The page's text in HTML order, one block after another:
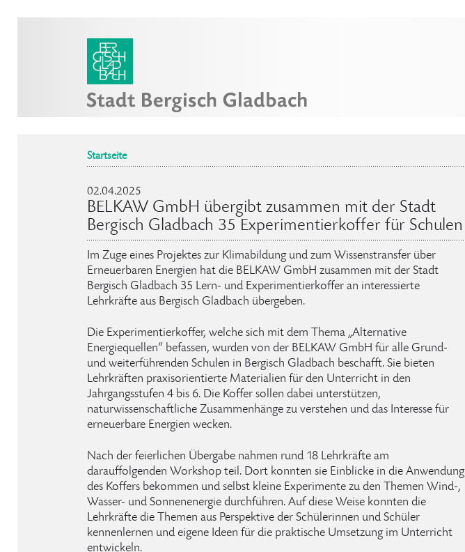
Startseite
02.04.2025
BELKAW GmbH übergibt zusammen mit der Stadt
Bergisch Gladbach 35 Experimentierkoffer für Schulen
Im Zuge eines Projektes zur Klimabildung und zum Wissenstransfer über
Erneuerbaren Energien hat die BELKAW GmbH zusammen mit der Stadt
Bergisch Gladbach 35 Lern- und Experimentierkoffer an interessierte
Lehrkräfte aus Bergisch Gladbach übergeben.
Die Experimentierkoffer, welche sich mit dem Thema „Alternative
Energiequellen“ befassen, wurden von der BELKAW GmbH für alle Grund-
und weiterführenden Schulen in Bergisch Gladbach beschafft. Sie bieten
Lehrkräften praxisorientierte Materialien für den Unterricht in den
Jahrgangsstufen 4 bis 6. Die Koffer sollen dabei unterstützen,
naturwissenschaftliche Zusammenhänge zu verstehen und das Interesse für
erneuerbare Energien wecken.
Nach der feierlichen Übergabe nahmen rund 18 Lehrkräfte am
darauffolgenden Workshop teil. Dort konnten sie Einblicke in die Anwendung
des Koffers bekommen und selbst kleine Experimente zu den Themen Wind-,
Wasser- und Sonnenenergie durchführen. Auf diese Weise konnten die
Lehrkräfte die Themen aus Perspektive der Schülerinnen und Schüler
kennenlernen und eigene Ideen für die praktische Umsetzung im Unterricht
entwickeln.